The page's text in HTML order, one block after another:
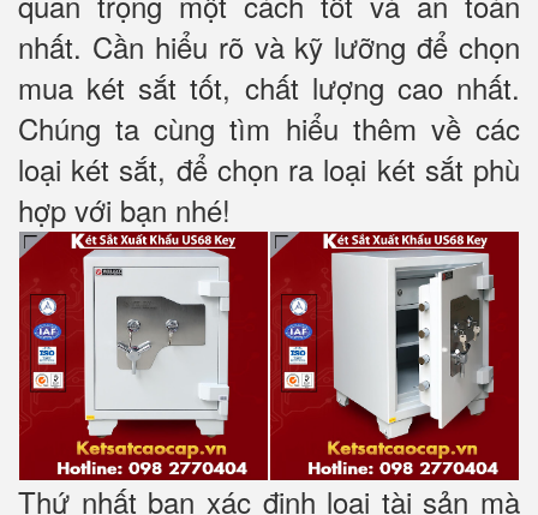
nhất. Cần hiểu rõ và kỹ lưỡng để chọn
mua két sắt tốt, chất lượng cao nhất.
Chúng ta cùng tìm hiểu thêm về các
loại két sắt, để chọn ra loại két sắt phù
hợp với bạn nhé!
Thứ nhất bạn xác định loại tài sản mà